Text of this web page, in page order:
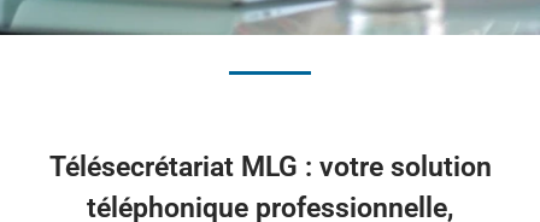
Télésecrétariat MLG : votre solution
téléphonique professionnelle,